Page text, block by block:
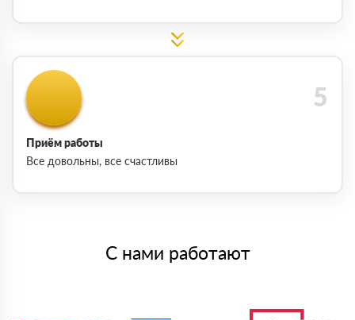
Приём работы
Все довольны, все счастливы
С нами работают